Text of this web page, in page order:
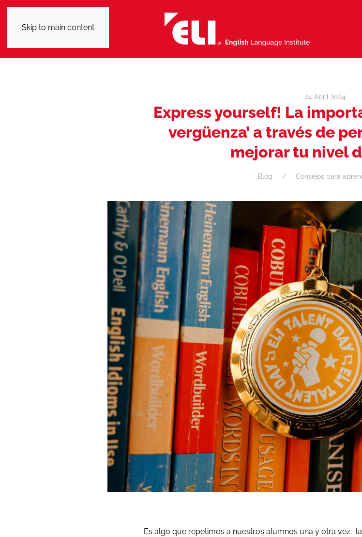
Skip to main content
24 Abril 2024
Express yourself! La
vergüenza’ a través de
mejorar tu nivel
Blog Consejos para
Es algo que repetimos a nuestros alumnos una y otra vez: